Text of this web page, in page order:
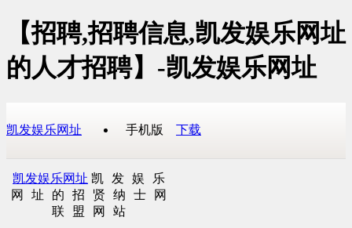
【招聘,招聘信息,凯发娱乐网址
的人才招聘】-凯发娱乐网址
凯发娱乐网址 手机版 下载
凯发娱乐网址 凯发娱乐
网址的招贤纳士网
联盟网站